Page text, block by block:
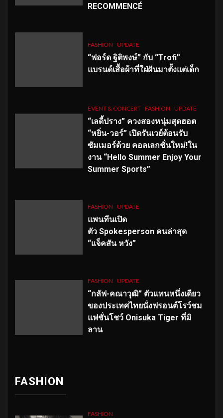
RECOMMENCÉ
FASHION UPDATE
“ฟอร์ด ฐิติพงษ์” กับ “Trofi”
แบรนด์เสื้อผ้าที่ใฝ่ฝันมาตั้งแต่เด็ก
EVENT & CONCERT FASHION UPDATE
“เลดี้ปราง” ควงสองหนุ่มสุดฮอต
“หยิ่น-วอร์” เปิดรันเวย์ต้อนรับ
ซัมเมอร์ด้วย คอลเลกชั่นใหม่!ใน
งาน “Hello Summer Enjoy Your
Summer Sports”
FASHION UPDATE
แพนทีนเปิด
ตัว Spokesperson คนล่าสุด
“แจ็คสัน หวัง”
FASHION UPDATE
“กลัฟ-คณาวุฒิ” ตัวแทนหนึ่งเดียว
ของประเทศไทยนั่งฟรอนต์โรว์ชม
แฟชั่นโชว์ Onisuka Tiger ที่มิ
ลาน
FASHION
FASHION